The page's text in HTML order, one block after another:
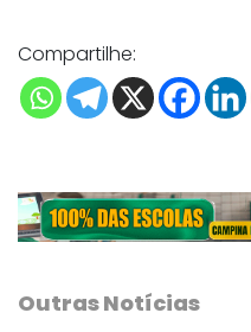
Compartilhe:
Outras Notícias